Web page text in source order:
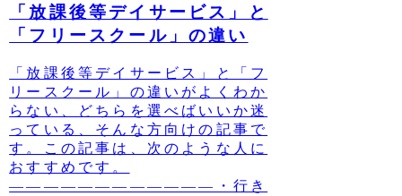
「放課後等デイサービス」と
「フリースクール」の違い
「放課後等デイサービス」と「フ
リースクール」の違いがよくわか
らない、どちらを選べばいいか迷
っている、そんな方向けの記事で
す。この記事は、次のような人に
おすすめです。
————————————・行き